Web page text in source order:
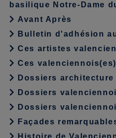
basilique Notre-Dame
Avant Après
Bulletin d'adhésion
Ces artistes
Ces
Dossiers architecture
Dossiers
Dossiers
Façades